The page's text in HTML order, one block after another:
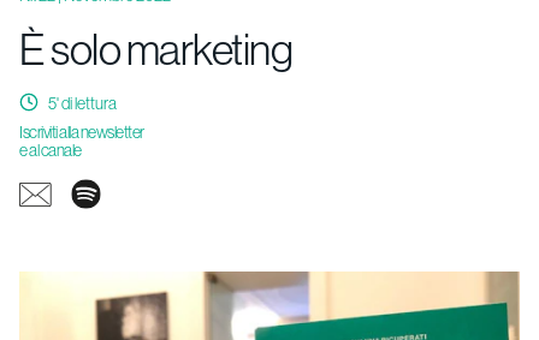
È solo marketing
5' di lettura
Iscriviti alla newsletter
e al canale